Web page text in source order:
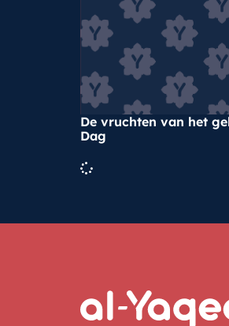
De vruchten van het
Dag